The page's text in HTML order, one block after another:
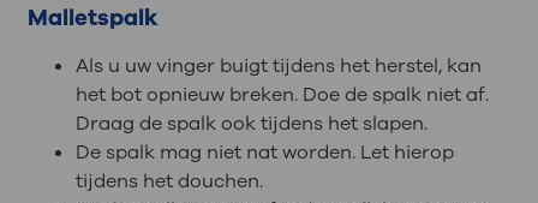
Malletspalk
Als u uw vinger buigt tijdens het herstel, kan
het bot opnieuw breken. Doe de spalk niet af.
Draag de spalk ook tijdens het slapen.
De spalk mag niet nat worden. Let hierop
tijdens het douchen.